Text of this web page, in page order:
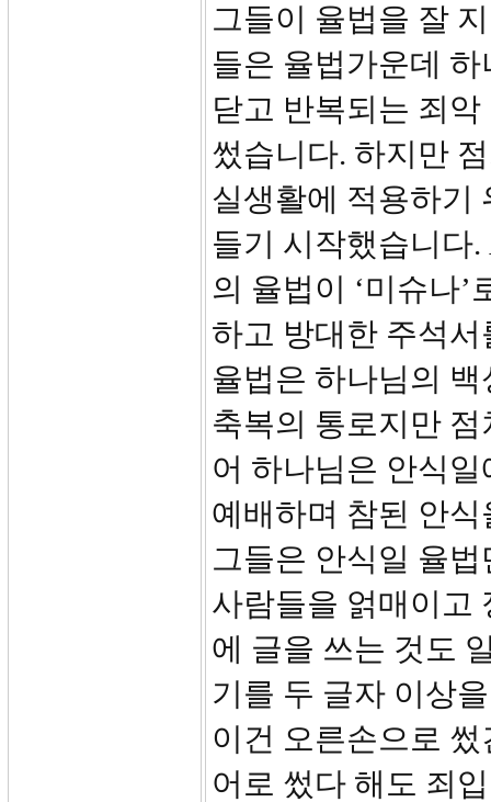
그들이 율법을 잘
들은 율법가운데
닫고 반복되는 죄
썼습니다. 하지만
실생활에 적용하기
들기 시작했습니다
의 율법이 ‘미슈나
하고 방대한 주석서
율법은 하나님의
축복의 통로지만
어 하나님은 안식
예배하며 참된 안
그들은 안식일 율
사람들을 얽매이고
에 글을 쓰는 것도
기를 두 글자 이상
이건 오른손으로
어로 썼다 해도 죄